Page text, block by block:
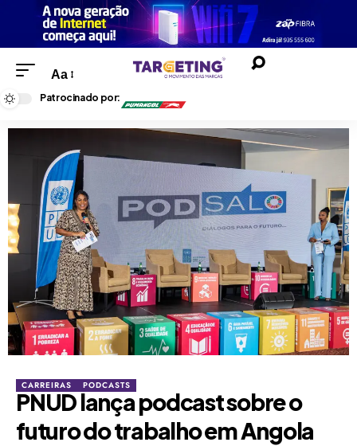
Aa
Patrocinado por:
CARREIRAS PODCASTS
PNUD lança podcast sobre o
futuro do trabalho em Angola